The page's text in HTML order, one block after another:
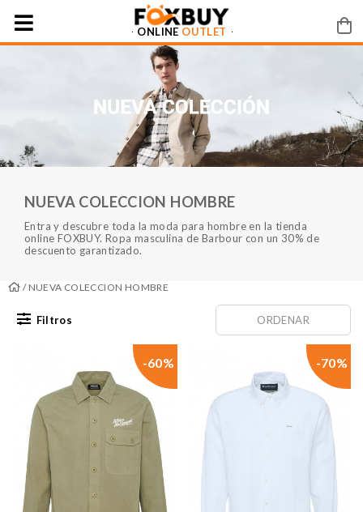
ONLINE OUTLET
NUEVA COLECCION HOMBRE
Entra y descubre toda la moda para hombre en la tienda
online FOXBUY. Ropa masculina de Barbour con un 30% de
descuento garantizado.
/ NUEVA COLECCION HOMBRE
Filtros ORDENAR
-60% -70%